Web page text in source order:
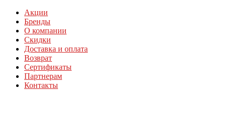
Акции
Бренды
О компании
Скидки
Доставка и оплата
Возврат
Сертификаты
Партнерам
Контакты